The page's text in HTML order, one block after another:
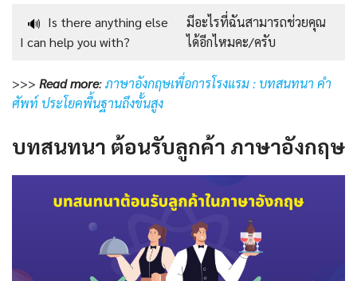
🔊 Is there anything else
I can help you with?
มีอะไรที่ฉันสามารถช่วยคุณ
ได้อีกไหมคะ/ครับ
>>> Read more:ภาษาอังกฤษเพื่อการโรงแรม : บทสนทนา คำ
ศัพท์ ประโยคพื้นฐานถึงขั้นสูง
บทสนทนา ต้อนรับลูกค้า ภาษาอังกฤษ